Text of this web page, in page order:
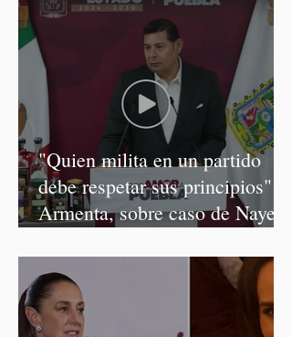
"Quien milita en un partido
debe respetar sus principios":
Armenta, sobre caso de Nayeli